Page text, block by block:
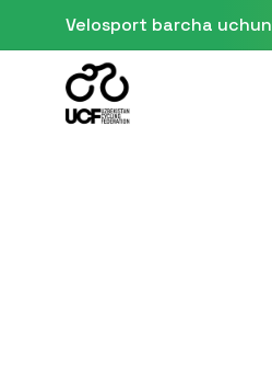
Velosport barcha uchun